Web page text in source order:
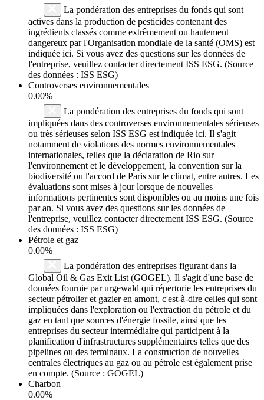
La pondération des entreprises du fonds qui sont
actives dans la production de pesticides contenant des
ingrédients classés comme extrêmement ou hautement
dangereux par l'Organisation mondiale de la santé (OMS) est
indiquée ici. Si vous avez des questions sur les données de
l'entreprise, veuillez contacter directement ISS ESG. (Source
des données : ISS ESG)
Controverses environnementales
0.00%
La pondération des entreprises du fonds qui sont
impliquées dans des controverses environnementales sérieuses
ou très sérieuses selon ISS ESG est indiquée ici. Il s'agit
notamment de violations des normes environnementales
internationales, telles que la déclaration de Rio sur
l'environnement et le développement, la convention sur la
biodiversité ou l'accord de Paris sur le climat, entre autres. Les
évaluations sont mises à jour lorsque de nouvelles
informations pertinentes sont disponibles ou au moins une fois
par an. Si vous avez des questions sur les données de
l'entreprise, veuillez contacter directement ISS ESG. (Source
des données : ISS ESG)
Pétrole et gaz
0.00%
La pondération des entreprises figurant dans la
Global Oil & Gas Exit List (GOGEL). Il s'agit d'une base de
données fournie par urgewald qui répertorie les entreprises du
secteur pétrolier et gazier en amont, c'est-à-dire celles qui sont
impliquées dans l'exploration ou l'extraction du pétrole et du
gaz en tant que sources d'énergie fossile, ainsi que les
entreprises du secteur intermédiaire qui participent à la
planification d'infrastructures supplémentaires telles que des
pipelines ou des terminaux. La construction de nouvelles
centrales électriques au gaz ou au pétrole est également prise
en compte. (Source : GOGEL)
Charbon
0.00%